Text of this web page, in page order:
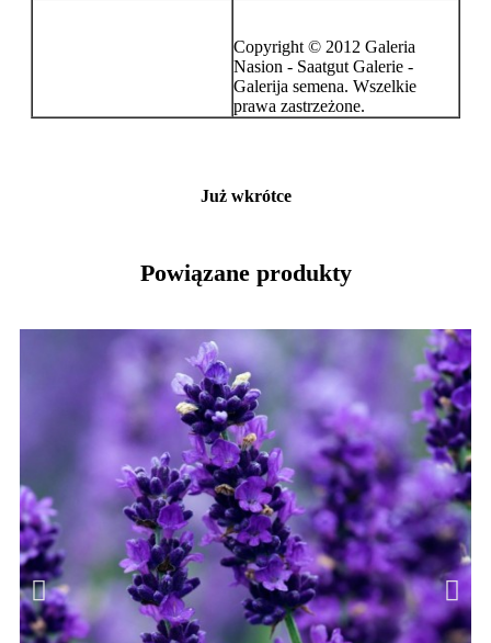
Copyright © 2012 Galeria
Nasion - Saatgut Galerie -
Galerija semena. Wszelkie
prawa zastrzeżone.
Już wkrótce
Powiązane produkty